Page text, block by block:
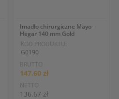
Imadło chirurgiczne Mayo-
Hegar 140 mm Gold
KOD PRODUKTU:
G0190
BRUTTO
147.60 zł
NETTO
136.67 zł